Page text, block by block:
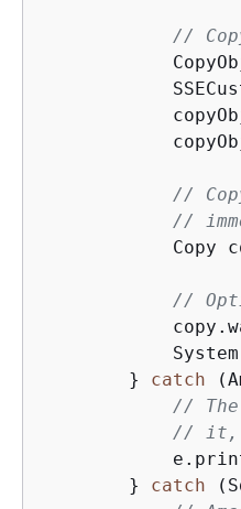
//
//
//
Copy
//
        }
catch
//
// it,
        }
catch